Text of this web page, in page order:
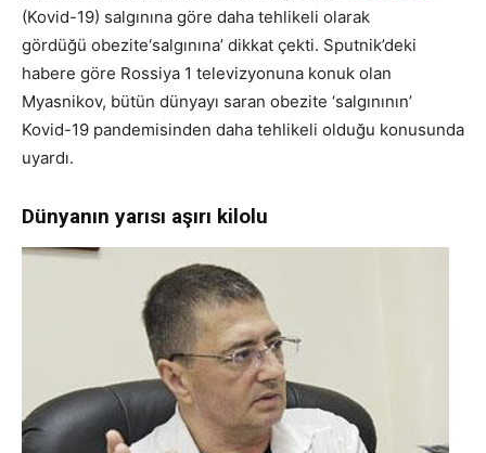
(Kovid-19) salgınına göre daha tehlikeli olarak
gördüğü obezite‘salgınına’ dikkat çekti. Sputnik’deki
habere göre Rossiya 1 televizyonuna konuk olan
Myasnikov, bütün dünyayı saran obezite ‘salgınının’
Kovid-19 pandemisinden daha tehlikeli olduğu konusunda
uyardı.
Dünyanın yarısı aşırı kilolu